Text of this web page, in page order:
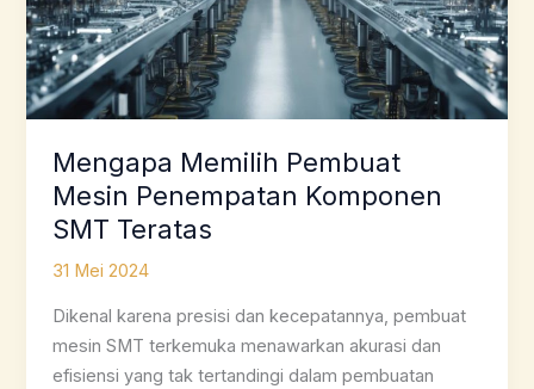
Mengapa Memilih Pembuat
Mesin Penempatan Komponen
SMT Teratas
31 Mei 2024
Dikenal karena presisi dan kecepatannya, pembuat
mesin SMT terkemuka menawarkan akurasi dan
efisiensi yang tak tertandingi dalam pembuatan